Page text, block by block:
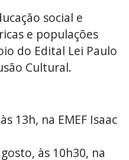
social e
e populações
do Edital Lei Paulo
Cultural.
13h, na EMEF Isaac
às 10h30, na